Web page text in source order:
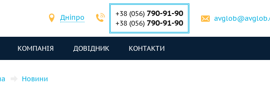
Дніпро +38 (056) 790-91-90
+38 (056) 790-91-90
КОМПАНІЯ ДОВІДНИК КОНТАКТИ
Новини